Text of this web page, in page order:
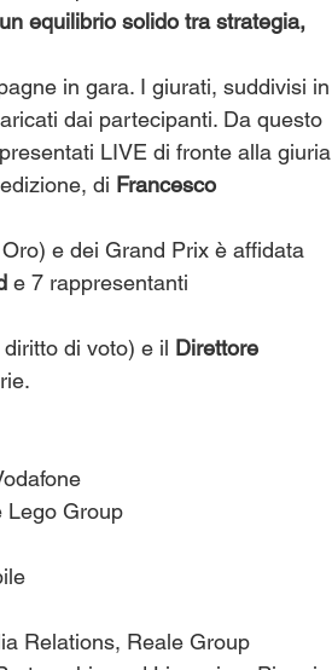
equilibrio solido tra strategia,
in gara. I giurati, suddivisi in
dai partecipanti. Da questo
LIVE di fronte alla giuria
di Francesco
e dei Grand Prix è affidata
e 7 rappresentanti
di voto) e il Direttore
Lego Group
Relations, Reale Group